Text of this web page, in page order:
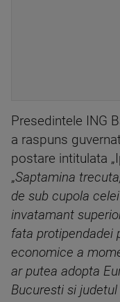
Presedintele ING
a raspuns
postare intitulata
„Saptamina
de sub cupola
invatamant
fata protipendadei
economice a
ar putea adopta
Bucuresti si